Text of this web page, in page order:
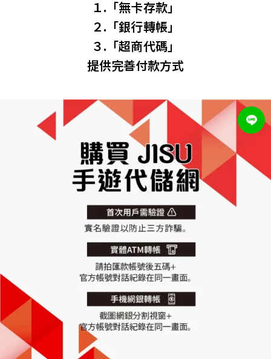
１.「無卡存款」
２.「銀行轉帳」
３.「超商代碼」
提供完善付款方式